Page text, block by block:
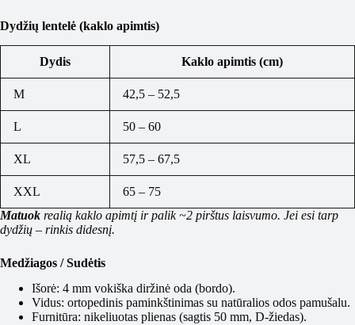
Dydžių lentelė (kaklo apimtis)
Dydis Kaklo apimtis (cm)
M 42,5 – 52,5
L 50 – 60
XL 57,5 – 67,5
XXL
65 – 75
Matuok realią kaklo apimtį ir palik ~2 pirštus laisvumo. Jei esi tarp
dydžių – rinkis didesnį.
Medžiagos / Sudėtis
Išorė: 4 mm vokiška diržinė oda (bordo).
Vidus: ortopedinis paminkštinimas su natūralios odos pamušalu.
Furnitūra: nikeliuotas plienas (sagtis 50 mm, D-žiedas).